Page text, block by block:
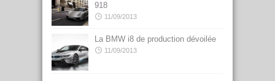
918
11/09/2013
La BMW i8 de production dévoilée
11/09/2013